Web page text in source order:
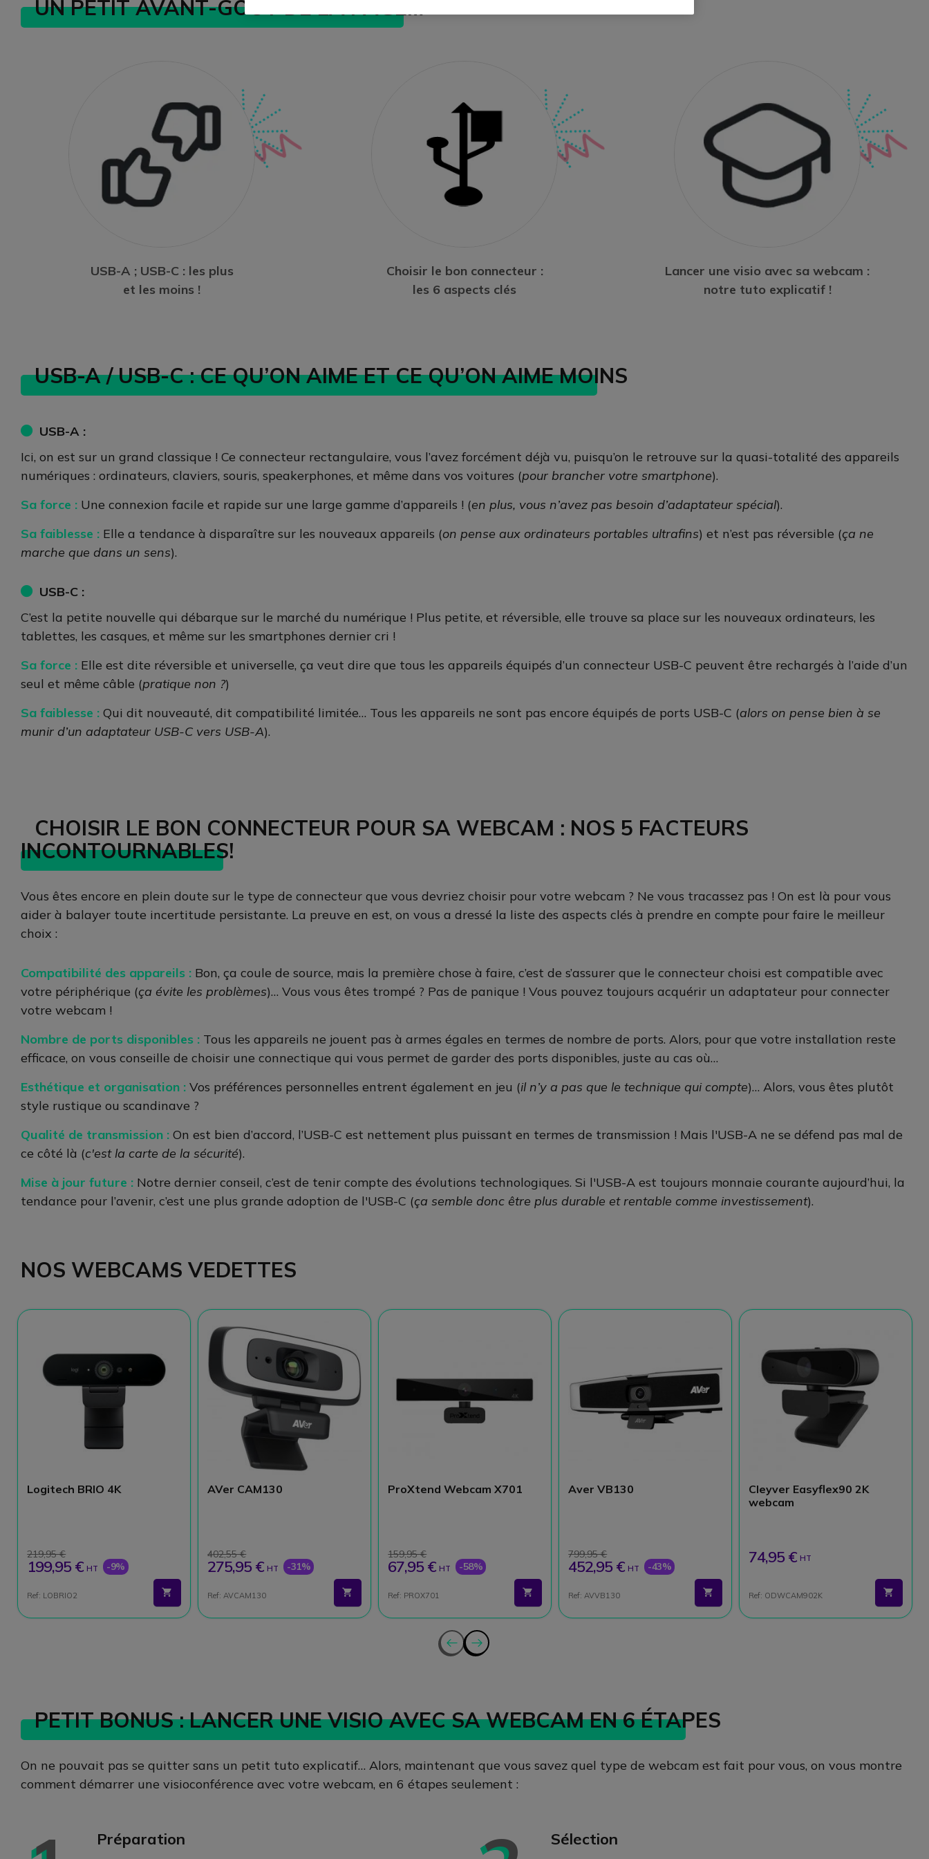
UN PETIT AVANT-GOÛT DE LA PAGE…
USB-A ; USB-C : les plus
et les moins !
Choisir le bon connecteur :
les 6 aspects clés
Lancer une visio avec sa webcam :
notre tuto explicatif !
USB-A / USB-C : CE QU’ON AIME ET CE QU’ON AIME MOINS
USB-A :
Ici, on est sur un grand classique ! Ce connecteur rectangulaire, vous l’avez forcément déjà vu, puisqu’on le retrouve sur la quasi-totalité des appareils
numériques : ordinateurs, claviers, souris, speakerphones, et même dans vos voitures (pour brancher votre smartphone).
Sa force : Une connexion facile et rapide sur une large gamme d’appareils ! (en plus, vous n’avez pas besoin d’adaptateur spécial).
Sa faiblesse : Elle a tendance à disparaître sur les nouveaux appareils (on pense aux ordinateurs portables ultrafins) et n’est pas réversible (ça ne
marche que dans un sens).
USB-C :
C’est la petite nouvelle qui débarque sur le marché du numérique ! Plus petite, et réversible, elle trouve sa place sur les nouveaux ordinateurs, les
tablettes, les casques, et même sur les smartphones dernier cri !
Sa force : Elle est dite réversible et universelle, ça veut dire que tous les appareils équipés d’un connecteur USB-C peuvent être rechargés à l’aide d’un
seul et même câble (pratique non ?)
Sa faiblesse : Qui dit nouveauté, dit compatibilité limitée… Tous les appareils ne sont pas encore équipés de ports USB-C (alors on pense bien à se
munir d’un adaptateur USB-C vers USB-A).
CHOISIR LE BON CONNECTEUR POUR SA WEBCAM : NOS 5 FACTEURS
INCONTOURNABLES!
Vous êtes encore en plein doute sur le type de connecteur que vous devriez choisir pour votre webcam ? Ne vous tracassez pas ! On est là pour vous
aider à balayer toute incertitude persistante. La preuve en est, on vous a dressé la liste des aspects clés à prendre en compte pour faire le meilleur
choix :
Compatibilité des appareils : Bon, ça coule de source, mais la première chose à faire, c’est de s’assurer que le connecteur choisi est compatible avec
votre périphérique (ça évite les problèmes)… Vous vous êtes trompé ? Pas de panique ! Vous pouvez toujours acquérir un adaptateur pour connecter
votre webcam !
Nombre de ports disponibles : Tous les appareils ne jouent pas à armes égales en termes de nombre de ports. Alors, pour que votre installation reste
efficace, on vous conseille de choisir une connectique qui vous permet de garder des ports disponibles, juste au cas où…
Esthétique et organisation : Vos préférences personnelles entrent également en jeu (il n’y a pas que le technique qui compte)… Alors, vous êtes plutôt
style rustique ou scandinave ?
Qualité de transmission : On est bien d’accord, l’USB-C est nettement plus puissant en termes de transmission ! Mais l'USB-A ne se défend pas mal de
ce côté là (c'est la carte de la sécurité).
Mise à jour future : Notre dernier conseil, c’est de tenir compte des évolutions technologiques. Si l'USB-A est toujours monnaie courante aujourd’hui, la
tendance pour l’avenir, c’est une plus grande adoption de l'USB-C (ça semble donc être plus durable et rentable comme investissement).
NOS WEBCAMS VEDETTES
Logitech BRIO 4K
219,95 €
199,95 € HT -9%
Ref: LOBRIO2
AVer CAM130
402,55 €
275,95 € HT -31%
Ref: AVCAM130
ProXtend Webcam X701
159,95 €
67,95 € HT -58%
Ref: PROX701
Aver VB130
799,95 €
452,95 € HT -43%
Ref: AVVB130
Cleyver Easyflex90 2K
webcam
74,95 € HT
Ref: ODWCAM902K
PETIT BONUS : LANCER UNE VISIO AVEC SA WEBCAM EN 6 ÉTAPES
On ne pouvait pas se quitter sans un petit tuto explicatif… Alors, maintenant que vous savez quel type de webcam est fait pour vous, on vous montre
comment démarrer une visioconférence avec votre webcam, en 6 étapes seulement :
Préparation Sélection